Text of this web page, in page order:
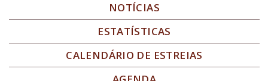
NOTÍCIAS
ESTATÍSTICAS
CALENDÁRIO DE ESTREIAS